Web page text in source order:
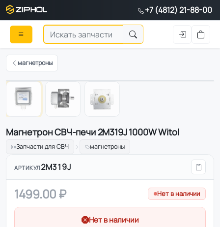
+7 (4812) 21-88-00
магнетроны
Магнетрон СВЧ-печи 2M319J 1000W Witol
Запчасти для СВЧ магнетроны
АРТИКУЛ2M319J
1499.00 ₽ Нет в наличии
Нет в наличии